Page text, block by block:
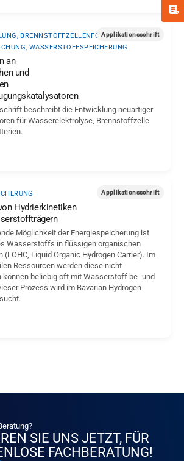
Applikationsschrift
BRENNSTOFFZELLENFORSCHUNG,
WASSERSTOFFSPEICHERUNG
an
und
beschreibt die Entwicklung neuartiger
für Wasserelektrolyse, Brennstoffzelle
Applikationsschrift
Hydrierkinetiken
Möglichkeit der Energiespeicherung ist
Wasserstoffs in flüssigen organischen
Liquid Organic Hydrogen Carrier). Im
Ressourcen werden diese nicht
können beliebig oft mit Wasserstoff be- und
Prozess wird im Bavarian Hydrogen
SIE UNS JETZT, FÜR
FACHBERATUNG!